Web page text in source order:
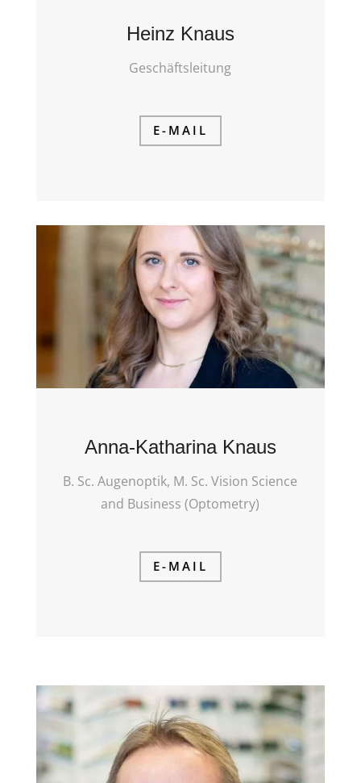
Heinz Knaus
Geschäftsleitung
E-MAIL
Anna-Katharina Knaus
B. Sc. Augenoptik, M. Sc. Vision Science
and Business (Optometry)
E-MAIL